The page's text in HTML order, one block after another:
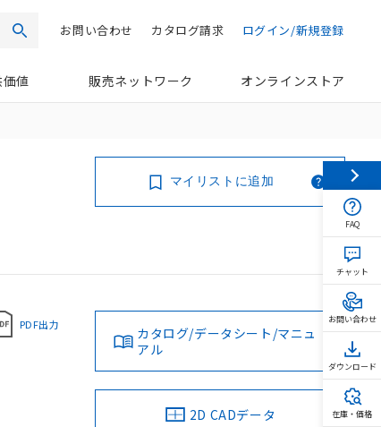
検索 ログイン/新規登録
カタログ請求
お問い合わせ
値 販売ネットワーク オンラインストア
マイリストに追加
PDF出力
カタログ/データシート/マニュ
アル
2D CADデータ
FAQ
チャット
お問い合わせ
ダウンロード
在庫・価格